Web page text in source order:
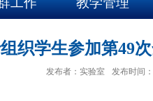
织学生参加第49
发布者：实验室 发布时间